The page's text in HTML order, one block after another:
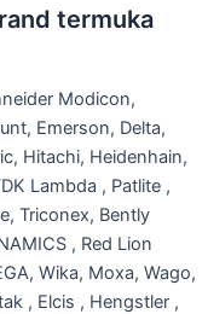
termuka
Modicon,
Emerson, Delta,
Hitachi, Heidenhain,
Lambda , Patlite ,
Triconex, Bently
, Red Lion
Wika, Moxa, Wago,
, Elcis , Hengstler ,